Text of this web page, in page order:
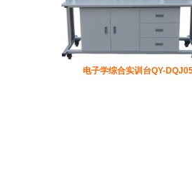
电子学综合实训台QY-